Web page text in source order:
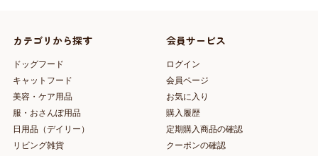
カテゴリから探す
ドッグフード
キャットフード
美容・ケア用品
服・おさんぽ用品
日用品（デイリー）
リビング雑貨
会員サービス
ログイン
会員ページ
お気に入り
購入履歴
定期購入商品の確認
クーポンの確認